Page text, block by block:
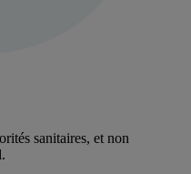
sanitaires, et non